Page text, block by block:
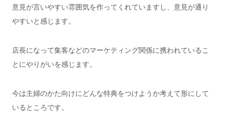
意見が言いやすい雰囲気を作ってくれていますし、意見が通り
やすいと感じます。
店長になって集客などのマーケティング関係に携われているこ
とにやりがいを感じます。
今は主婦のかた向けにどんな特典をつけようか考えて形にして
いるところです。